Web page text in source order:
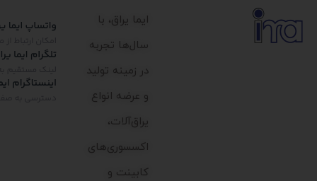
ایما یراق، با
سال‌ها تجربه
در زمینه تولید
و عرضه انواع
یراق‌آلات،
اکسسوری‌های
کابینت و